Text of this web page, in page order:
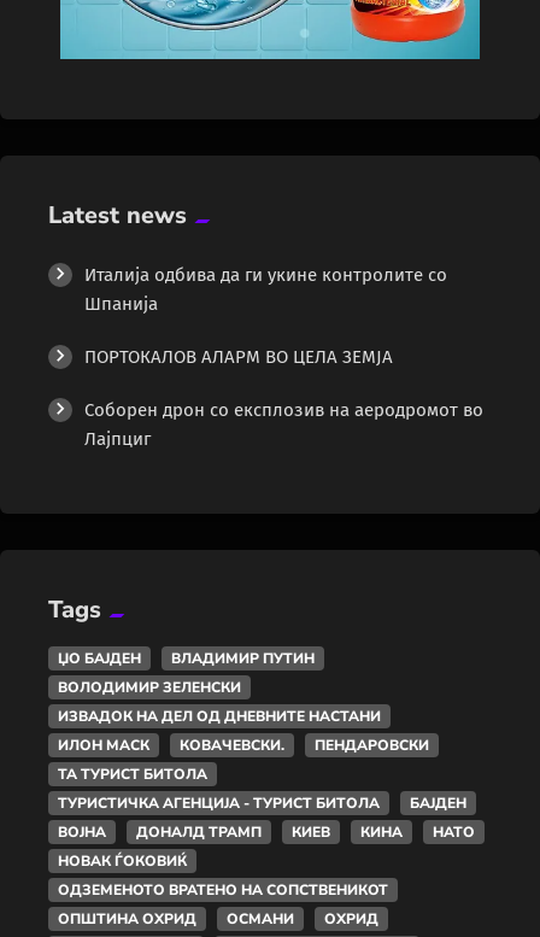
Latest news
Италија одбива да ги укине контролите со
Шпанија
ПОРТОКАЛОВ АЛАРМ ВО ЦЕЛА ЗЕМЈА
Соборен дрон со експлозив на аеродромот во
Лајпциг
Tags
ЏО БАЈДЕН
ВЛАДИМИР ПУТИН
ВОЛОДИМИР ЗЕЛЕНСКИ
ИЗВАДОК НА ДЕЛ ОД ДНЕВНИТЕ НАСТАНИ
ИЛОН МАСК
КОВАЧЕВСКИ.
ПЕНДАРОВСКИ
ТА ТУРИСТ БИТОЛА
ТУРИСТИЧКА АГЕНЦИЈА - ТУРИСТ БИТОЛА
БАЈДЕН
ВОЈНА
ДОНАЛД ТРАМП КИЕВ КИНА
НАТО
НОВАК ЃОКОВИЌ
ОДЗЕМЕНОТО ВРАТЕНО НА СОПСТВЕНИКОТ
ОПШТИНА ОХРИД
ОСМАНИ
ОХРИД